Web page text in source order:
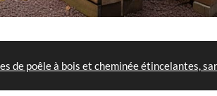
de poêle à bois et cheminée étincelantes,